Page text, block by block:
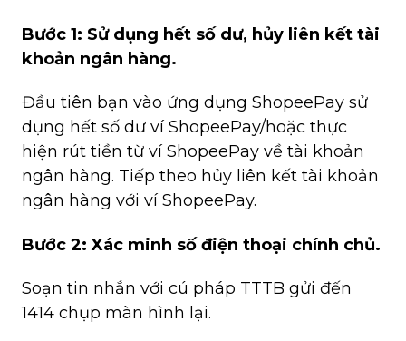
Bước 1: Sử dụng hết số dư, hủy liên kết tài
khoản ngân hàng.
Đầu tiên bạn vào ứng dụng ShopeePay sử
dụng hết số dư ví ShopeePay/hoặc thực
hiện rút tiền từ ví ShopeePay về tài khoản
ngân hàng. Tiếp theo hủy liên kết tài khoản
ngân hàng với ví ShopeePay.
Bước 2: Xác minh số điện thoại chính chủ.
Soạn tin nhắn với cú pháp TTTB gửi đến
1414 chụp màn hình lại.